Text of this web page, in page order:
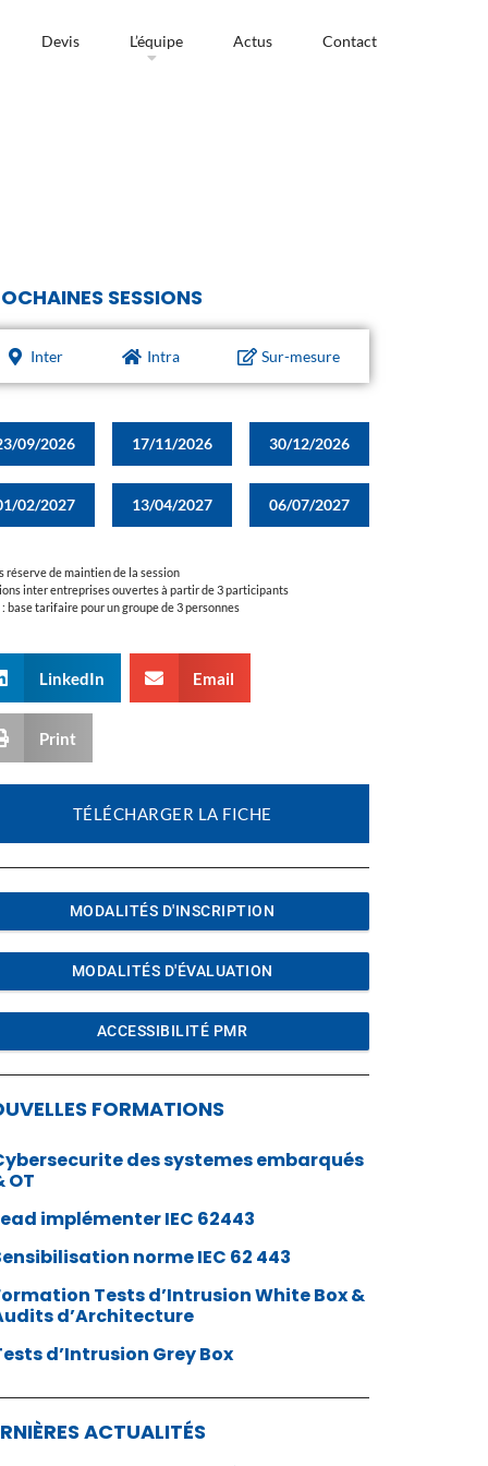
Devis L’équipe Actus Contact
SESSIONS
Inter Intra Sur-mesure
09/2026 17/11/2026 30/12/2026
02/2027 13/04/2027 06/07/2027
réserve de maintien de la session
inter entreprises ouvertes à partir de 3 participants
base tarifaire pour un groupe de 3 personnes
LinkedIn Email
Print
TÉLÉCHARGER LA FICHE
MODALITÉS D'INSCRIPTION
MODALITÉS D'ÉVALUATION
ACCESSIBILITÉ PMR
FORMATIONS
des systemes embarqués
OT
implémenter IEC 62443
norme IEC 62 443
Tests d’Intrusion White Box &
d’Architecture
d’Intrusion Grey Box
ACTUALITÉS